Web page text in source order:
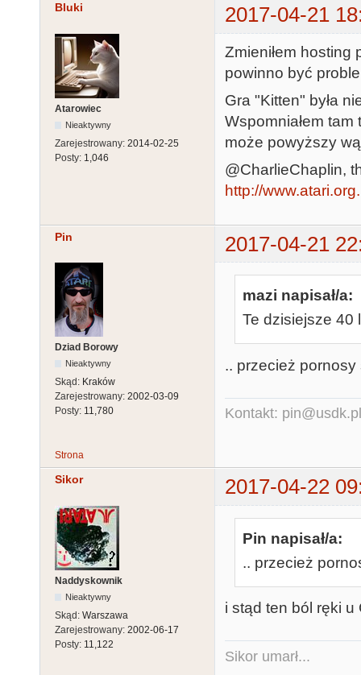
Bluki 2017-04-21
Atarowiec
Nieaktywny
Zarejestrowany: 2014-02-25
Posty: 1,046
Zmieniłem hosting
powinno być
Gra "Kitten" była
Wspomniałem
może powyższy
@CharlieChaplin,
http://
Pin 2017-04-21
Dziad Borowy
Nieaktywny
Skąd: Kraków
Zarejestrowany: 2002-03-09
Posty: 11,780
mazi napisał/a:
Te dzisiejsze 40
.. przecież pornosy
Kontakt: pin@usdk.pl
Strona
Sikor 2017-04-22
Naddyskownik
Nieaktywny
Skąd: Warszawa
Zarejestrowany: 2002-06-17
Posty: 11,122
Pin napisał/a:
.. przecież
i stąd ten ból ręki u
Sikor umarł...